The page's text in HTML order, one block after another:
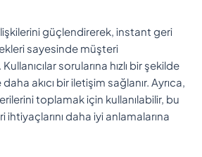
güçlendirerek, instant geri
sayesinde müşteri
sorularına hızlı bir şekilde
akıcı bir iletişim sağlanır. Ayrıca,
toplamak için kullanılabilir, bu
ihtiyaçlarını daha iyi anlamalarına